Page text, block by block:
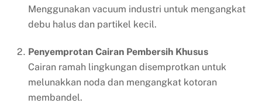
Menggunakan vacuum industri untuk mengangkat
debu halus dan partikel kecil.
Penyemprotan Cairan Pembersih Khusus
Cairan ramah lingkungan disemprotkan untuk
melunakkan noda dan mengangkat kotoran
membandel.